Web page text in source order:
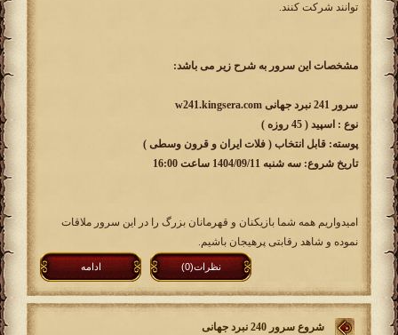
توانند شرکت کنند.
مشخصات این سرور به شرح زیر می باشد:
سرور 241 نبرد جهانی w241.kingsera.com
نوع : اسپید ( 45 روزه )
پوسته: قابل انتخاب ( فلات ایران و قرون وسطی )
تاریخ شروع: سه شنبه 1404/09/11 ساعت 16:00
امیدواریم همه شما بازیکنان و قهرمانان بزرگ را در این سرور ملاقات
نموده و شاهد رقابتی پرهیجان باشیم.
ادامه نظرات(0)
شروع سرور 240 نبرد جهانی